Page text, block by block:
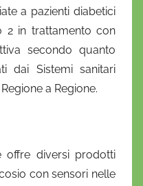
a pazienti diabetici
2 in trattamento con
secondo quanto
dai Sistemi sanitari
a Regione.
offre diversi prodotti
con sensori nelle